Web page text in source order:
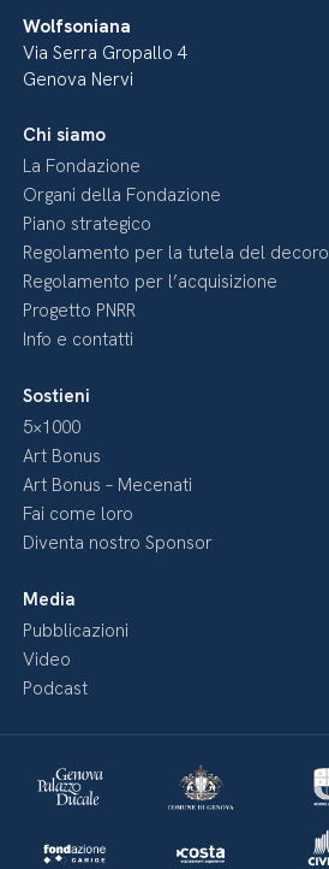
Wolfsoniana
Via Serra Gropallo 4
Genova Nervi
Chi siamo
La Fondazione
Organi della Fondazione
Piano strategico
Regolamento per la tutela del decoro
Regolamento per l’acquisizione
Progetto PNRR
Info e contatti
Sostieni
5×1000
Art Bonus
Art Bonus – Mecenati
Fai come loro
Diventa nostro Sponsor
Media
Pubblicazioni
Video
Podcast